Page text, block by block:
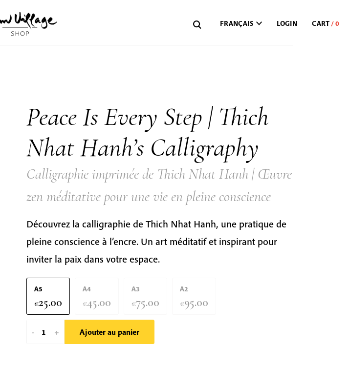
FRANÇAIS LOGIN
Peace Is Every Step | Thich
Nhat Hanh’s Calligraphy
Calligraphie imprimée de Thich Nhat Hanh | Œuvre
zen méditative pour une vie en pleine conscience
Découvrez la calligraphie de Thich Nhat Hanh, une pratique de
pleine conscience à l’encre. Un art méditatif et inspirant pour
inviter la paix dans votre espace.
A5
€25.00
A4
€45.00
A3
€75.00
A2
€95.00
-
quantité+ Ajouter au panier